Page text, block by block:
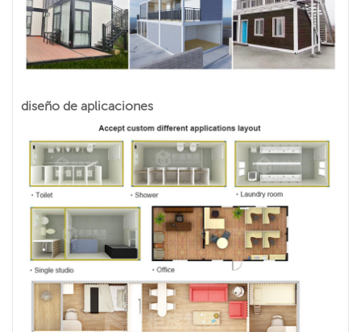
diseño de aplicaciones